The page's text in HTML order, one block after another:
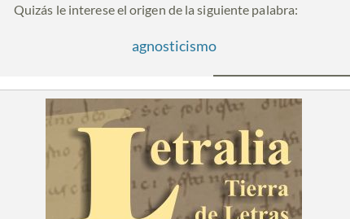
Quizás le interese el origen de la siguiente palabra:
agnosticismo